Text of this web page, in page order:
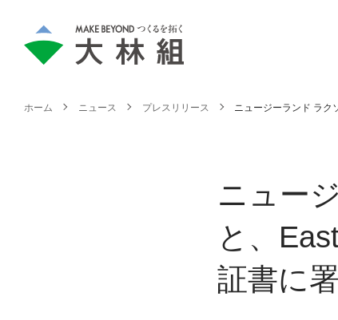
ホーム ニュース プレスリリース ニュージーランド ラク
ニュー
と、
証書に